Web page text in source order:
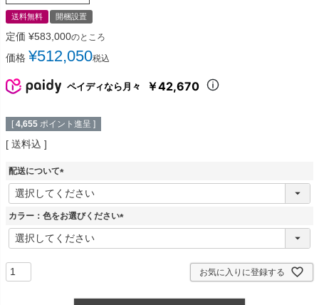
送料無料 開梱設置
定価 ¥583,000のところ
価格 ¥512,050税込
ペイディなら月々 ￥42,670
[ 4,655 ポイント進呈 ]
送料込
配送について
(
必
須
カラー：色をお選びください
(
お気に入りに登録する